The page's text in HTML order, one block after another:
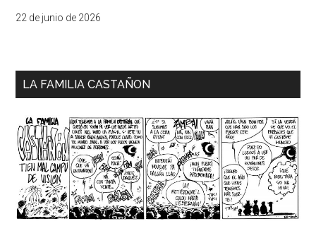
22 de junio de 2026
LA FAMILIA CASTAÑON